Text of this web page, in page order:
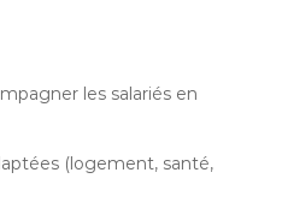
les salariés en
(logement, santé,